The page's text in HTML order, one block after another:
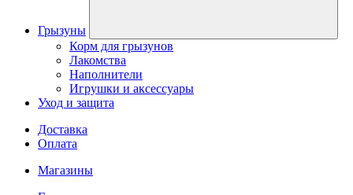
Грызуны
Корм для грызунов
Лакомства
Наполнители
Игрушки и аксессуары
Уход и защита
Доставка
Оплата
Магазины